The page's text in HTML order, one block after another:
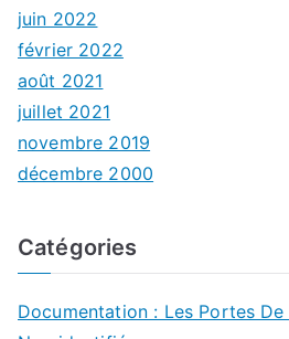
juin 2022
février 2022
août 2021
juillet 2021
novembre 2019
décembre 2000
Catégories
Documentation : Les Portes De